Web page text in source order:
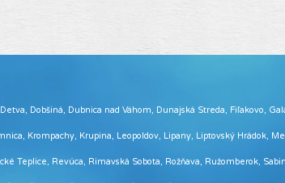
Dobšiná, Dubnica nad Váhom, Dunajská Streda, Fiľakovo,
Krompachy, Krupina, Leopoldov, Lipany, Liptovský Hrádok,
Teplice, Revúca, Rimavská Sobota, Rožňava, Ružomberok,